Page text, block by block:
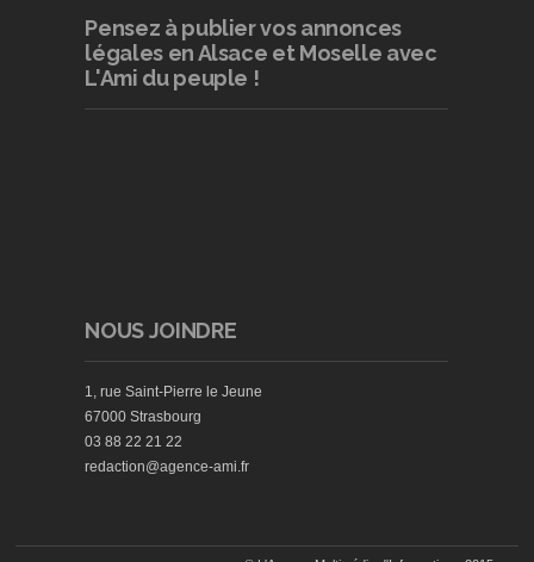
Pensez à publiervos annonces
légales en Alsace et Moselle avec
L'Ami du peuple !
NOUS JOINDRE
1, rue Saint-Pierre le Jeune
67000 Strasbourg
03 88 22 21 22
redaction@agence-ami.fr